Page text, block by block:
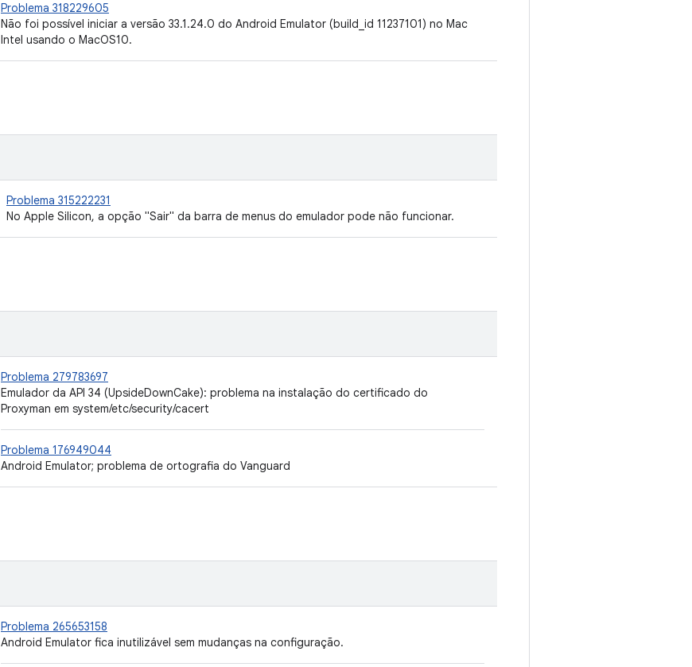
Problema 318229605
Não foi possível iniciar a versão 33.1.24.0 do Android Emulator (build_id 11237101) no Mac
Intel usando o MacOS10.
Problema 315222231
No Apple Silicon, a opção "Sair" da barra de menus do emulador pode não funcionar.
Problema 279783697
Emulador da API 34 (UpsideDownCake): problema na instalação do certificado do
Proxyman em system/etc/security/cacert
Problema 176949044
Android Emulator; problema de ortografia do Vanguard
Problema 265653158
Android Emulator fica inutilizável sem mudanças na configuração.